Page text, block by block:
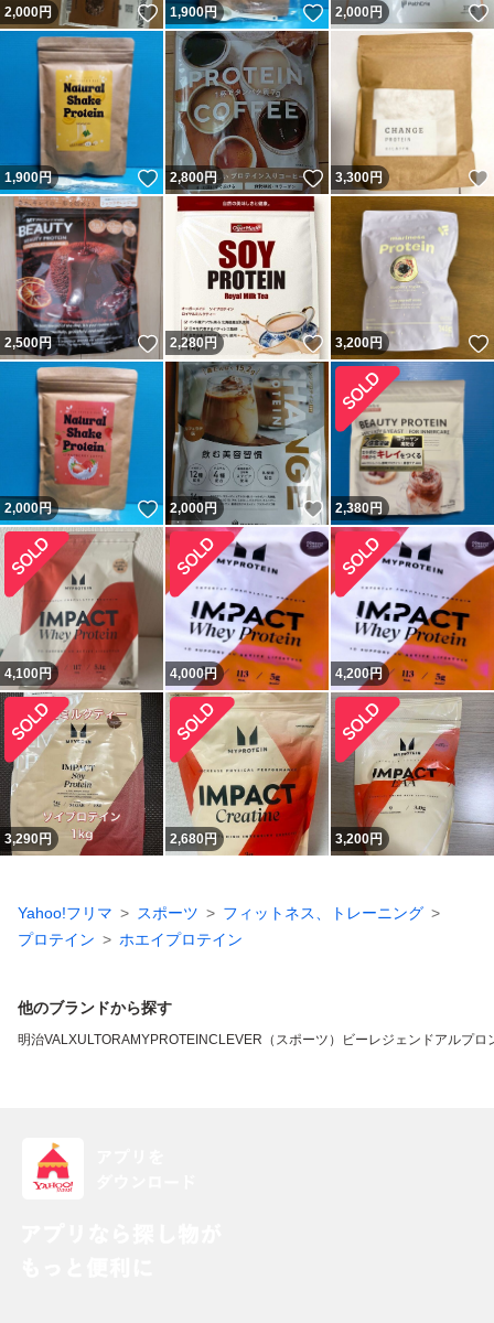
2,000円 いいね！
1,900円 いいね！
2,000円
1,900円 いいね！
2,800円 いいね！
3,300円
2,500円 いいね！
2,280 円 いいね！
3,200円
2,000円 いいね！
2,000円 いいね！
2,380円
4,100円 4,000円 4,200円
3,290円 2,680円 3,200円
Yahoo!フリマ スポーツ
フィットネス、トレーニング
プロテイン
ホエイプロテイン
他のブランドから探す
明治VALXULTORAMYPROTEINCLEVER（スポーツ） ビーレジェンドアルプロ